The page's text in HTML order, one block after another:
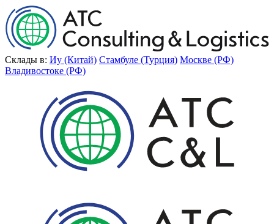
Склады в: Иу (Китай) Стамбуле (Турция) Москве (РФ)
Владивостоке (РФ)